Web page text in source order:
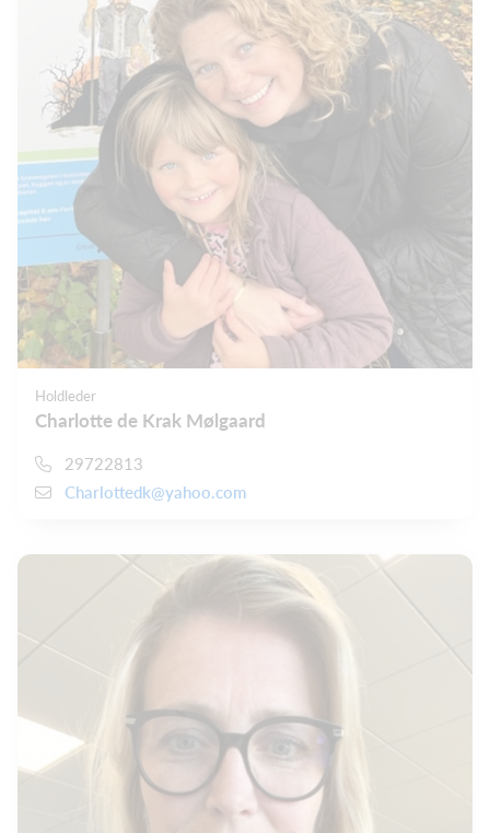
Holdleder
Charlotte de Krak Mølgaard
29722813
Charlottedk@yahoo.com